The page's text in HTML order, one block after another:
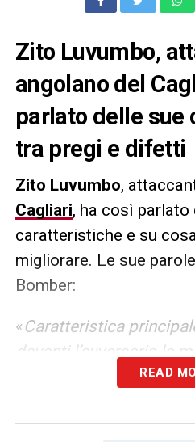
Zito Luvumbo,
angolano del
parlato delle
tra pregi e difetti
Zito Luvumbo,
Cagliari, ha così parlato
caratteristiche e su
migliorare. Le sue
Bomber:
«Caratteristica
davanti l’avversario le
la potenza e la velocità.
READ